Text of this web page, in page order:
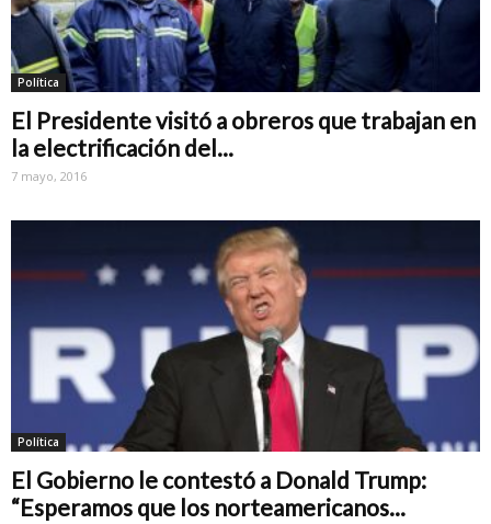
Política
El Presidente visitó a obreros que trabajan en
la electrificación del...
7 mayo, 2016
Política
El Gobierno le contestó a Donald Trump:
“Esperamos que los norteamericanos...